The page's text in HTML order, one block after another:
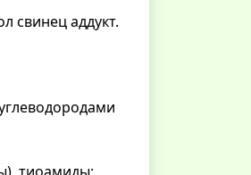
свинец аддукт.